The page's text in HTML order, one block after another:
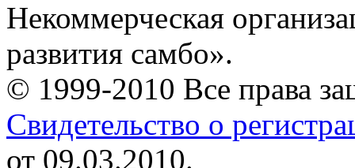
Некоммерческая
развития самбо».
© 1999-2010 Все права
Свидетельство о
от 09.03.2010.